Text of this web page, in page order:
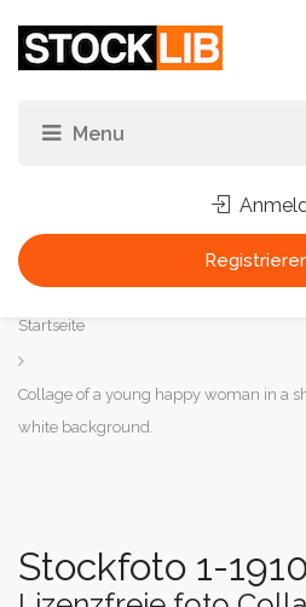
Sie
sind
hier:
Startseite
Collage of a young happy woman in a
white background.
Stockfoto 1-